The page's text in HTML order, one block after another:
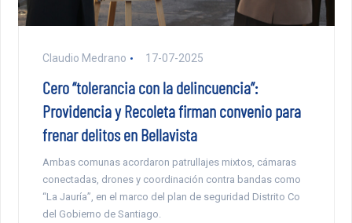
Claudio Medrano 17-07-2025
Cero “tolerancia con la delincuencia”:
Providencia y Recoleta firman convenio para
frenar delitos en Bellavista
Ambas comunas acordaron patrullajes mixtos, cámaras
conectadas, drones y coordinación contra bandas como
“La Jauría”, en el marco del plan de seguridad Distrito Co
del Gobierno de Santiago.